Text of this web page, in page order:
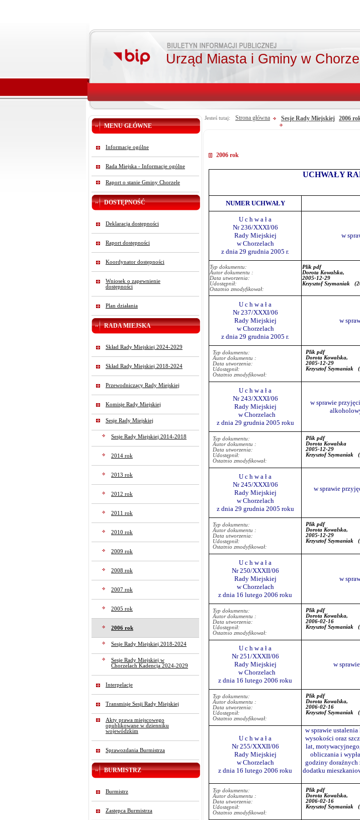
Urząd Miasta i Gminy w
MENU GŁÓWNE
Informacje ogólne
Rada Miejska - Informacje ogólne
Raport o stanie Gminy Chorzele
DOSTĘPNOŚĆ
Deklaracja dostępności
Raport dostępności
Koordynator dostępności
Wniosek o zapewnienie
dostępności
Plan działania
RADA MIEJSKA
Skład Rady Miejskiej 2024-2029
Skład Rady Miejskiej 2018-2024
Przewodniczący Rady Miejskiej
Komisje Rady Miejskiej
Sesje Rady Miejskiej
Sesje Rady Miejskiej 2014-2018
2014 rok
2013 rok
2012 rok
2011 rok
2010 rok
2009 rok
2008 rok
2007 rok
2005 rok
2006 rok
Sesje Rady Miejskiej 2018-2024
Sesje Rady Miejskiej w
Chorzelach Kadencja 2024-2029
Interpelacje
Transmisje Sesji Rady Miejskiej
Akty prawa miejscowego
opublikowane w dzienniku
wojewódzkim
Sprawozdania Burmistrza
BURMISTRZ
Burmistrz
Zastępca Burmistrza
Jesteś tutaj: Strona główna Sesje Rady Miejskiej 2006
2006 rok
UCHWAŁY
NUMER UCHWAŁY
U c h w a ł a
Nr 236/XXXI/06
Rady Miejskiej
w Chorzelach
z dnia 29 grudnia 2005 r.
w
Typ dokumentu:
Autor dokumentu :
Data utworzenia:
Udostępnił:
Ostatnio zmodyfikował:
Plik pdf
Dorota Kowalska,
2005-12-29
Krzysztof Szymaniak
U c h w a ł a
Nr 237/XXXI/06
Rady Miejskiej
w Chorzelach
z dnia 29 grudnia 2005 r.
w
Typ dokumentu:
Autor dokumentu :
Data utworzenia:
Udostępnił:
Ostatnio zmodyfikował:
Plik pdf
Dorota Kowalska,
2005-12-29
Krzysztof Szymaniak
U c h w a ł a
Nr 243/XXXI/06
Rady Miejskiej
w Chorzelach
z dnia 29 grudnia 2005 roku
w sprawie
Typ dokumentu:
Autor dokumentu :
Data utworzenia:
Udostępnił:
Ostatnio zmodyfikował:
Plik pdf
Dorota Kowalska
2005-12-29
Krzysztof Szymaniak
U c h w a ł a
Nr 245/XXXI/06
Rady Miejskiej
w Chorzelach
z dnia 29 grudnia 2005 roku
w sprawie
Typ dokumentu:
Autor dokumentu :
Data utworzenia:
Udostępnił:
Ostatnio zmodyfikował:
Plik pdf
Dorota Kowalska,
2005-12-29
Krzysztof Szymaniak
U c h w a ł a
Nr 250/XXXII/06
Rady Miejskiej
w Chorzelach
z dnia 16 lutego 2006 roku
w
Typ dokumentu:
Autor dokumentu :
Data utworzenia:
Udostępnił:
Ostatnio zmodyfikował:
Plik pdf
Dorota Kowalska,
2006-02-16
Krzysztof Szymaniak
U c h w a ł a
Nr 251/XXXII/06
Rady Miejskiej
w Chorzelach
z dnia 16 lutego 2006 roku
w
Typ dokumentu:
Autor dokumentu :
Data utworzenia:
Udostępnił:
Ostatnio zmodyfikował:
Plik pdf
Dorota Kowalska,
2006-02-16
Krzysztof Szymaniak
U c h w a ł a
Nr 255/XXXII/06
Rady Miejskiej
w Chorzelach
z dnia 16 lutego 2006 roku
w sprawie
wysokości oraz
lat,
obliczania i
godziny doraźnych
dodatku
Typ dokumentu:
Autor dokumentu :
Data utworzenia:
Udostępnił:
Ostatnio zmodyfikował:
Plik pdf
Dorota Kowalska,
2006-02-16
Krzysztof Szymaniak